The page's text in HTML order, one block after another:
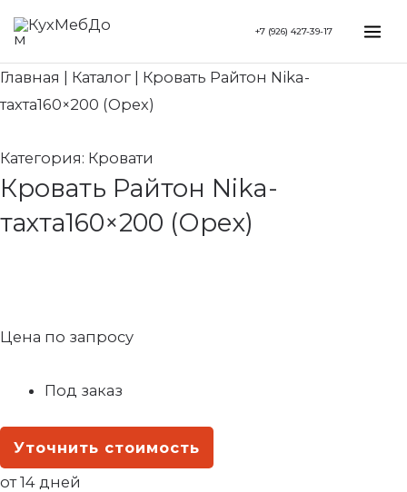
Перейти
содержимому
+7 (926) 427-39-17
Главная Каталог
Кровать Райтон Nika-
тахта160×200 (Орех)
Категория: Кровати
Кровать Райтон Nika-
тахта160×200 (Орех)
Цена по запросу
Под заказ
Уточнить стоимость
от 14 дней
Search...